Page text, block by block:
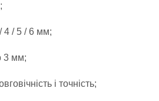
4 / 5 / 6 мм;
3 мм;
і точність;